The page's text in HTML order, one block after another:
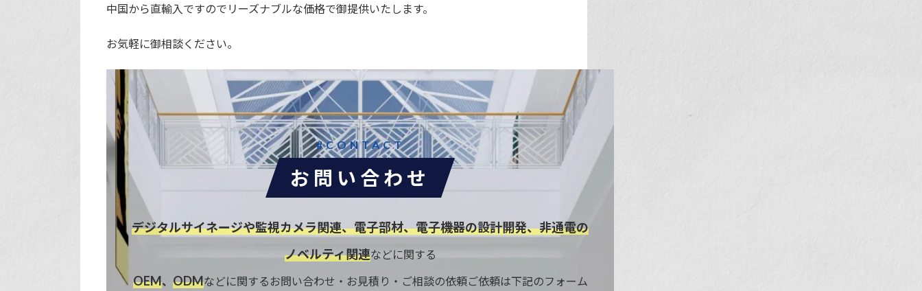
中国から直輸入ですのでリーズナブルな価格で御提供いたします。
お気軽に御相談ください。
#CONTACT
お問い合わせ
デジタルサイネージや監視カメラ関連、電子部材、電子機器の設計開発、非通電の
ノベルティ関連などに関する
OEM、 ODMなどに関するお問い合わせ・お見積り・ご相談の依頼ご依頼は下記のフォーム